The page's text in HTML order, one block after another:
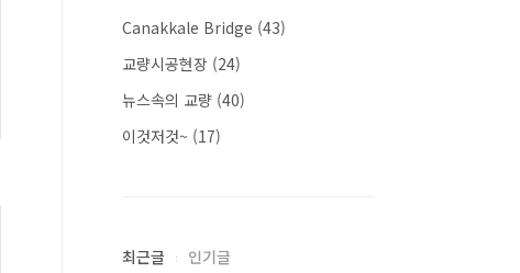
Canakkale Bridge (43)
교량시공현장 (24)
뉴스속의 교량 (40)
이것저것~ (17)
최근글 인기글